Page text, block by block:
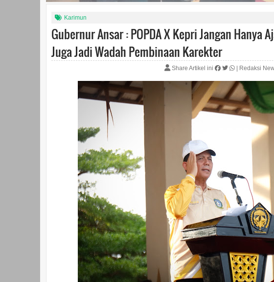
Karimun
Gubernur Ansar : POPDA X Kepri Jangan Hanya
Juga Jadi Wadah Pembinaan Karekter
Share Artikel ini Redaksi